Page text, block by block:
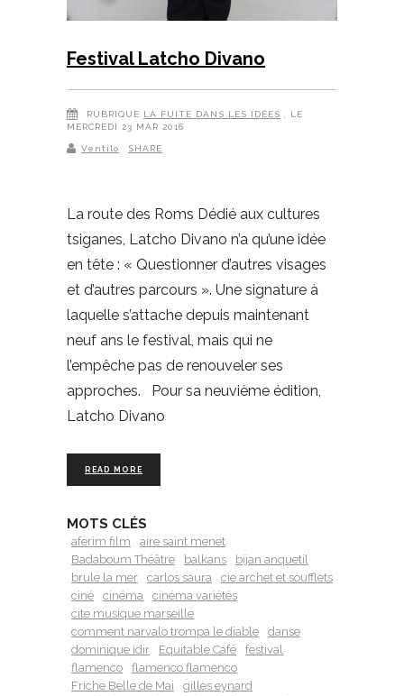
Festival Latcho Divano
RUBRIQUE LA FUITE DANS LES IDÉES
, LE
MERCREDI 23 MAR 2016
Ventilo SHARE
La route des Roms Dédié aux cultures
tsiganes, Latcho Divano n’a qu’une idée
en tête : « Questionner d’autres visages
et d’autres parcours ». Une signature à
laquelle s’attache depuis maintenant
neuf ans le festival, mais qui ne
l’empêche pas de renouveler ses
approches. Pour sa neuvième édition,
Latcho Divano
READ MORE
MOTS CLÉS
aferim film
aire saint menet
Badaboum Théâtre
balkans
bijan anquetil
brule la mer
carlos saura
cie archet et soufflets
ciné
cinéma
cinéma variétés
cite musique marseille
comment narvalo trompa le diable
danse
dominique idir
Equitable Café
festival
flamenco
flamenco flamenco
Friche Belle de Mai
gilles eynard